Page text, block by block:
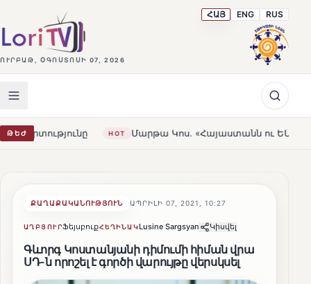
ՈՒՐԲԱԹ, ՕԳՈՍՏՈՍԻ 07, 2026
ՀԱՅ ENG RUS
ԹԵԺ HOT Մարթա Կոս. «Հայաստանն ու ԵՄ-ն երբեք այսքան
ՔԱՂԱՔԱԿԱՆՈՒԹՅՈՒՆ ԱՊՐԻԼԻ 07, 2021, 10:27
ԱՂԲՅՈՒՐՖեյսբուքՀԵՂԻՆԱԿLusine Sargsyan Կիսվել
Գևորգ Կոստանյանի դիմումի հիման վրա
ՍԴ-ն որոշել է գործի վարույթը վերսկսել